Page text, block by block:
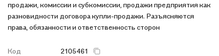
продажи, комиссии и субкомиссии, продажи предприятия как
разновидности договора купли-продажи. Разъясняются
права, обязанности и ответственность сторон
Код
2105461